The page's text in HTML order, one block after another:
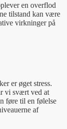
en overflod
tilstand kan være
virkninger på
er øget stress.
vi svært ved at
føre til en følelse
af